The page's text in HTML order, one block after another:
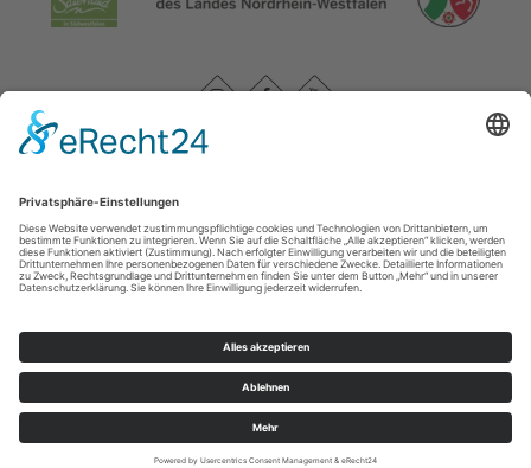
WasserEisenland e. V.
c/o FD 40 Kultur und Tourismus des Märkischen Kreises /
Bismarckstr. 15
58762 Altena
WasserEisenland e. V.
Cookie-Einstellungen